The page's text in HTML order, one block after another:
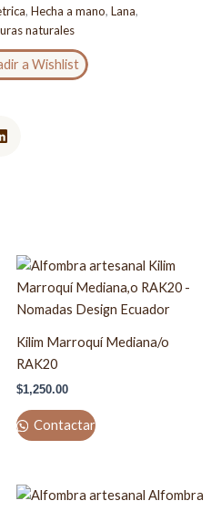
, Hecha a mano, Lana,
naturales
a Wishlist
Kilim Marroquí Mediana/o
RAK20
$1,250.00
Contactar